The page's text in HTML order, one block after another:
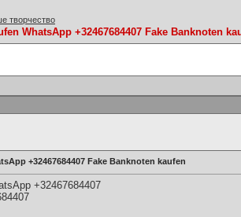
творчество
WhatsApp +32467684407 Fake Banknoten
+32467684407 Fake Banknoten kaufen
+32467684407